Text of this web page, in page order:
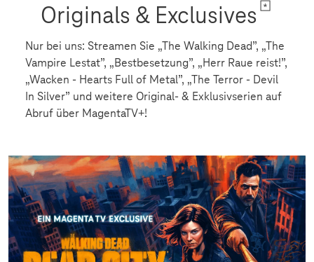
Originals & Exclusives
Nur bei uns: Streamen Sie „The Walking Dead”, „The
Vampire Lestat”, „Bestbesetzung”, „Herr Raue reist!”,
„Wacken - Hearts Full of Metal”, „The Terror - Devil
In Silver” und weitere Original- & Exklusivserien auf
Abruf über MagentaTV+!